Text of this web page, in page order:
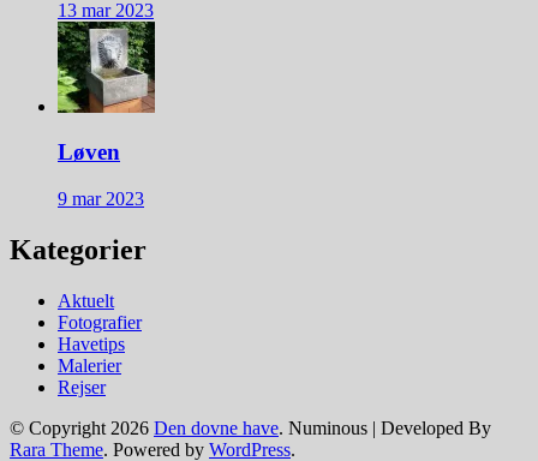
13 mar 2023
Løven
9 mar 2023
Kategorier
Aktuelt
Fotografier
Havetips
Malerier
Rejser
© Copyright 2026 Den dovne have. Numinous | Developed By
Rara Theme. Powered by WordPress.